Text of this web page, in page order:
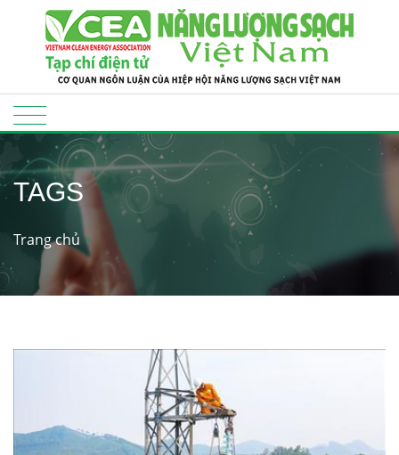
TAGS
Trang chủ